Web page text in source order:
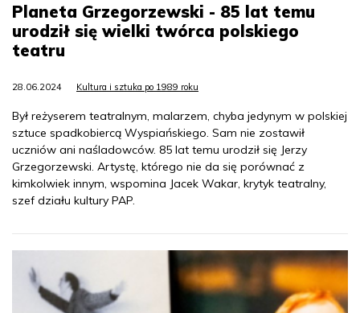
Planeta Grzegorzewski - 85 lat temu
urodził się wielki twórca polskiego
teatru
28.06.2024 Kultura i sztuka po 1989 roku
Był reżyserem teatralnym, malarzem, chyba jedynym w polskiej
sztuce spadkobiercą Wyspiańskiego. Sam nie zostawił
uczniów ani naśladowców. 85 lat temu urodził się Jerzy
Grzegorzewski. Artystę, którego nie da się porównać z
kimkolwiek innym, wspomina Jacek Wakar, krytyk teatralny,
szef działu kultury PAP.